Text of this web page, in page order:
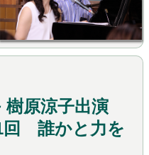
原涼子出演
回 誰かと力を